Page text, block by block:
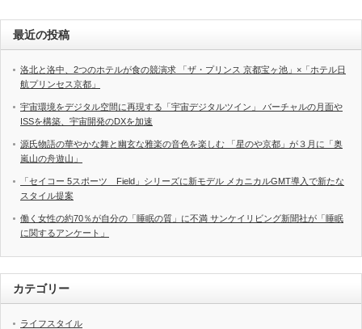
最近の投稿
洛北と洛中、2つのホテルが食の競演求 「ザ・プリンス 京都宝ヶ池」×「ホテル日
航プリンセス京都」
宇宙環境をデジタル空間に再現する「宇宙デジタルツイン」 バーチャルの月面や
ISSを構築、宇宙開発のDXを加速
源氏物語の華やかな舞と幽玄な雅楽の音色を楽しむ 「星のや京都」が３月に「奥
嵐山の舟遊山」
「セイコー 5スポーツ Field」シリーズに新モデル メカニカルGMT導入で新たな
スタイル提案
働く女性の約70％が自分の「睡眠の質」に不満 サンケイリビング新聞社が「睡眠
に関するアンケート」
カテゴリー
ライフスタイル